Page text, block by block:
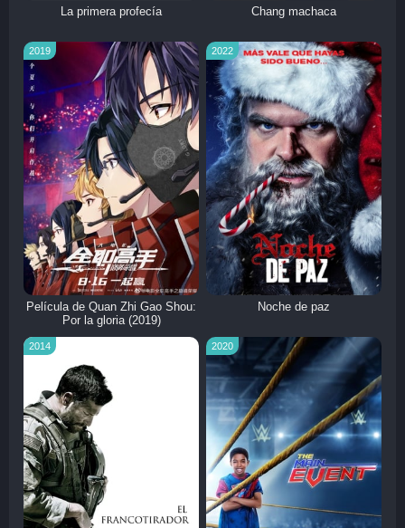
La primera profecía Chang machaca
2019
Película de Quan Zhi Gao Shou:
Por la gloria (2019)
2022
Noche de paz
2014 2020